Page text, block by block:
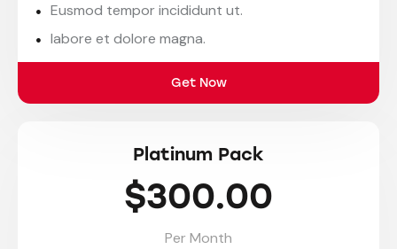
Eusmod tempor incididunt ut.
labore et dolore magna.
Get Now
Platinum Pack
$300.00
Per Month